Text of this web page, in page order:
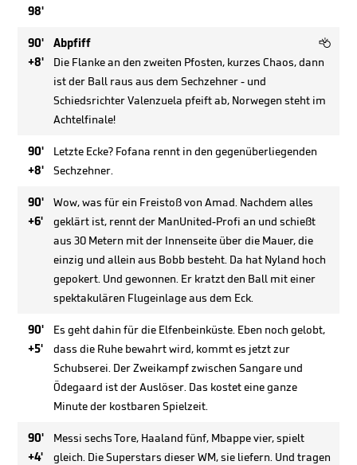
98'
90'
+8'
Abpfiff 
Die Flanke an den zweiten Pfosten, kurzes Chaos, dann
ist der Ball raus aus dem Sechzehner - und
Schiedsrichter Valenzuela pfeift ab, Norwegen steht im
Achtelfinale!
90'
+8'
Letzte Ecke? Fofana rennt in den gegenüberliegenden
Sechzehner.
90'
+6'
Wow, was für ein Freistoß von Amad. Nachdem alles
geklärt ist, rennt der ManUnited-Profi an und schießt
aus 30 Metern mit der Innenseite über die Mauer, die
einzig und allein aus Bobb besteht. Da hat Nyland hoch
gepokert. Und gewonnen. Er kratzt den Ball mit einer
spektakulären Flugeinlage aus dem Eck.
90'
+5'
Es geht dahin für die Elfenbeinküste. Eben noch gelobt,
dass die Ruhe bewahrt wird, kommt es jetzt zur
Schubserei. Der Zweikampf zwischen Sangare und
Ödegaard ist der Auslöser. Das kostet eine ganze
Minute der kostbaren Spielzeit.
90'
+4'
Messi sechs Tore, Haaland fünf, Mbappe vier, spielt
gleich. Die Superstars dieser WM, sie liefern. Und tragen